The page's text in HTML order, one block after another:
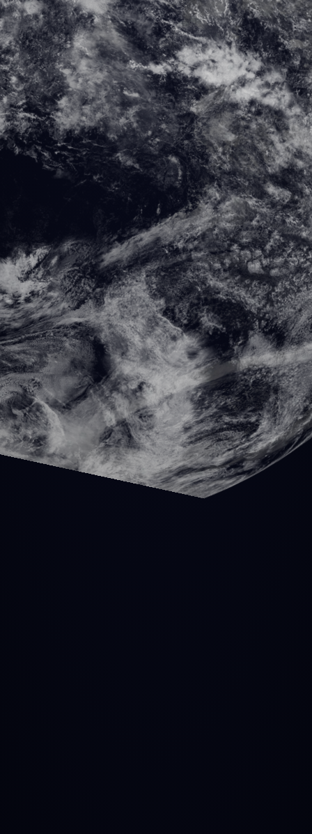
— Theme, Checkout, App-Schicht. Der Checkout konvertiert